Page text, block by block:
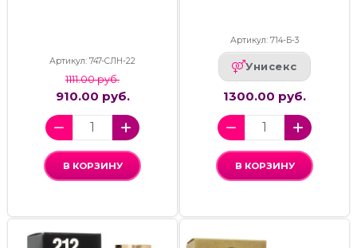
Артикул: 747-СЛН-22
1111.00 руб.
910.00 руб.
В КОРЗИНУ
Артикул: 714-Б-3
Унисекс
1300.00 руб.
В КОРЗИНУ